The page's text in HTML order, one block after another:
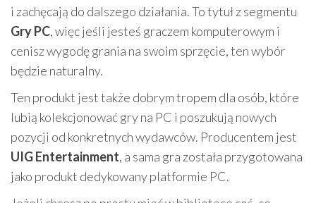
i zachęcają do dalszego działania. To tytuł z segmentu
Gry PC, więc jeśli jesteś graczem komputerowym i
cenisz wygodę grania na swoim sprzęcie, ten wybór
będzie naturalny.
Ten produkt jest także dobrym tropem dla osób, które
lubią kolekcjonować gry na PC i poszukują nowych
pozycji od konkretnych wydawców. Producentem jest
UIG Entertainment, a sama gra została przygotowana
jako produkt dedykowany platformie PC.